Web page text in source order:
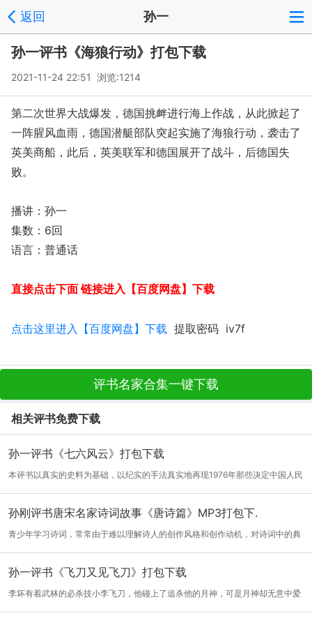
返回 孙一
孙一评书《海狼行动》打包下载
2021-11-24 22:51 浏览:1214
第二次世界大战爆发，德国挑衅进行海上作战，从此掀起了
一阵腥风血雨，德国潜艇部队突起实施了海狼行动，袭击了
英美商船，此后，英美联军和德国展开了战斗，后德国失
败。
播讲：孙一
集数：6回
语言：普通话
直接点击下面 链接进入【百度网盘】下载
点击这里进入【百度网盘】下载 提取密码 iv7f
评书名家合集一键下载
相关评书免费下载
孙一评书《七六风云》打包下载
本评书以真实的史料为基础，以纪实的手法真实地再现1976年那些决定中国人民
前途和...[详细]
孙刚评书唐宋名家诗词故事《唐诗篇》MP3打包下.
青少年学习诗词，常常由于难以理解诗人的创作风格和创作动机，对诗词中的典
故和意...[详细]
孙一评书《飞刀又见飞刀》打包下载
李坏有着武林的必杀技小李飞刀，他碰上了追杀他的月神，可是月神却无意中爱
上他，...[详细]